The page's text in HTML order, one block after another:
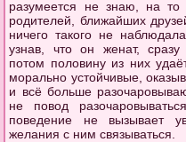
разумеется не знаю, на
родителей, ближайших
ничего такого не
узнав, что он женат,
потом половину из них
морально устойчивые,
и всё больше
не повод
поведение не вызывает
желания с ним связываться.